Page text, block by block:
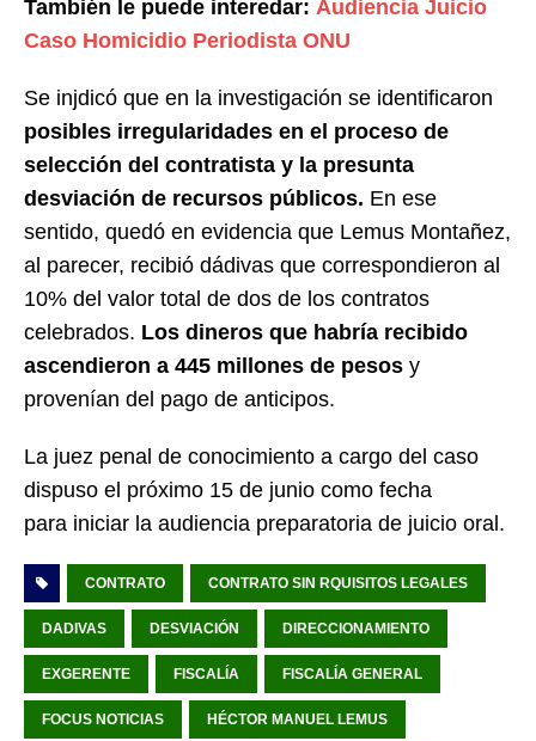
También le puede interedar: Audiencia Juicio
Caso Homicidio Periodista ONU
Se injdicó que en la investigación se identificaron
posibles irregularidades en el proceso de
selección del contratista y la presunta
desviación de recursos públicos. En ese
sentido, quedó en evidencia que Lemus Montañez,
al parecer, recibió dádivas que correspondieron al
10% del valor total de dos de los contratos
celebrados. Los dineros que habría recibido
ascendieron a 445 millones de pesos y
provenían del pago de anticipos.
La juez penal de conocimiento a cargo del caso
dispuso el próximo 15 de junio como fecha
para iniciar la audiencia preparatoria de juicio oral.
CONTRATO CONTRATO SIN RQUISITOS LEGALES
DADIVAS DESVIACIÓN DIRECCIONAMIENTO
EXGERENTE FISCALÍA FISCALÍA GENERAL
FOCUS NOTICIAS HÉCTOR MANUEL LEMUS